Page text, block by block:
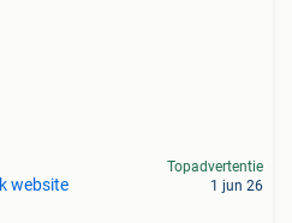
website
Topadvertentie
1 jun 26